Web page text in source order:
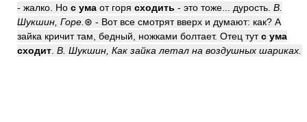
- жалко. Но с ума от горя сходить - это тоже... дурость. В.
Шукшин, Горе. ⊛ - Вот все смотрят вверх и думают: как? А
зайка кричит там, бедный, ножками болтает. Отец тутс ума
сходит В. Шукшин, Как зайка летал на воздушных шариках.